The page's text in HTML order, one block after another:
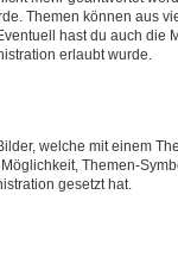
Themen können aus
hast du auch die
erlaubt wurde.
welche mit einem
Themen-
gesetzt hat.